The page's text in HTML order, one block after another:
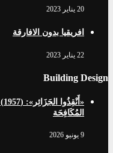
20 يناير 2023
افریقيا بدون الافارقة
22 يناير 2023
Building Design
المُكَافِحَة
9 يونيو 2026